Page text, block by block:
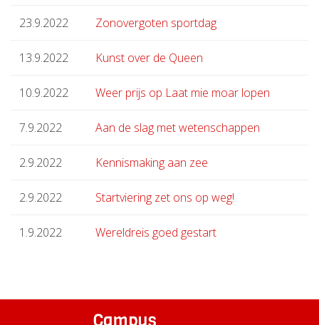
23.9.2022 Zonovergoten sportdag
13.9.2022 Kunst over de Queen
10.9.2022 Weer prijs op Laat mie moar lopen
7.9.2022 Aan de slag met wetenschappen
2.9.2022 Kennismaking aan zee
2.9.2022 Startviering zet ons op weg!
1.9.2022 Wereldreis goed gestart